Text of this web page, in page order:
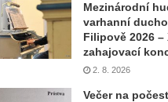
Mezinárodní
varhanní
Filipově 2026 –
zahajovací
2. 8. 2026
Večer na